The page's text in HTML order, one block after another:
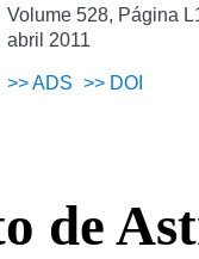
Volume 528, Página
abril 2011
>>ADS >> DOI
de